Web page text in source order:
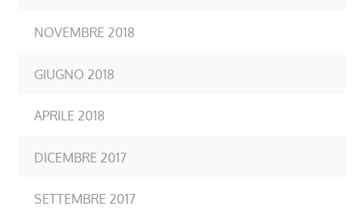
NOVEMBRE 2018
GIUGNO 2018
APRILE 2018
DICEMBRE 2017
SETTEMBRE 2017